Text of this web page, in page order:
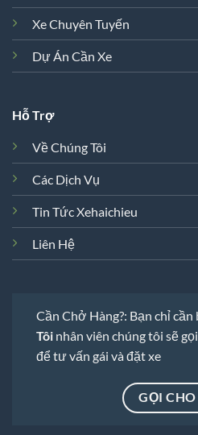
Xe Chuyên Tuyến
Dự Án Cần Xe
Hỗ Trợ
Về Chúng Tôi
Các Dịch Vụ
Tin Tức Xehaichieu
Liên Hệ
Cần Chở Hàng?: Bạn chỉ
Tôi nhân viên chúng tôi sẽ
để tư vấn gái và đặt xe
GỌI CHO